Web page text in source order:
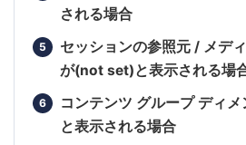
される場合
セッションの参照元 / メデ
が(not set)と表示される場
コンテンツ グループ ディ
と表示される場合